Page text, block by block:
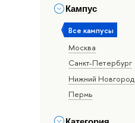
Кампус
Все кампусы
Москва
Санкт-Петербург
Нижний Новгород
Пермь